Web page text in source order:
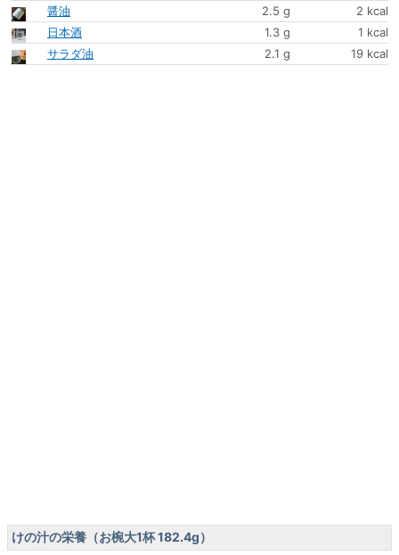
醤油
2.5 g
2 kcal
日本酒
1.3 g
1 kcal
サラダ油
2.1 g 19 kcal
けの汁の栄養（お椀大1杯 182.4g）